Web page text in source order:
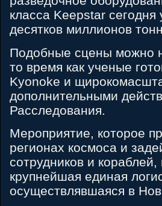
класса Keepstar сегодня
десятков миллионов
Подобные сцены можно
то время как ученые
Kyonoke и
дополнительными
Расследования.
Мероприятие, которое
регионах космоса и
сотрудников и
крупнейшая единая
осуществлявшаяся в